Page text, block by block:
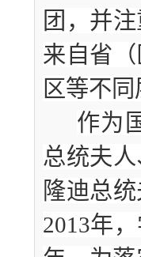
团，并
来自省
区等不
作为
总统夫
隆迪总
2013年